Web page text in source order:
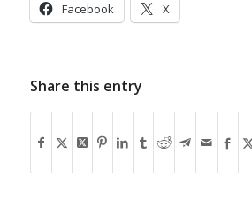
Facebook X
Share this entry